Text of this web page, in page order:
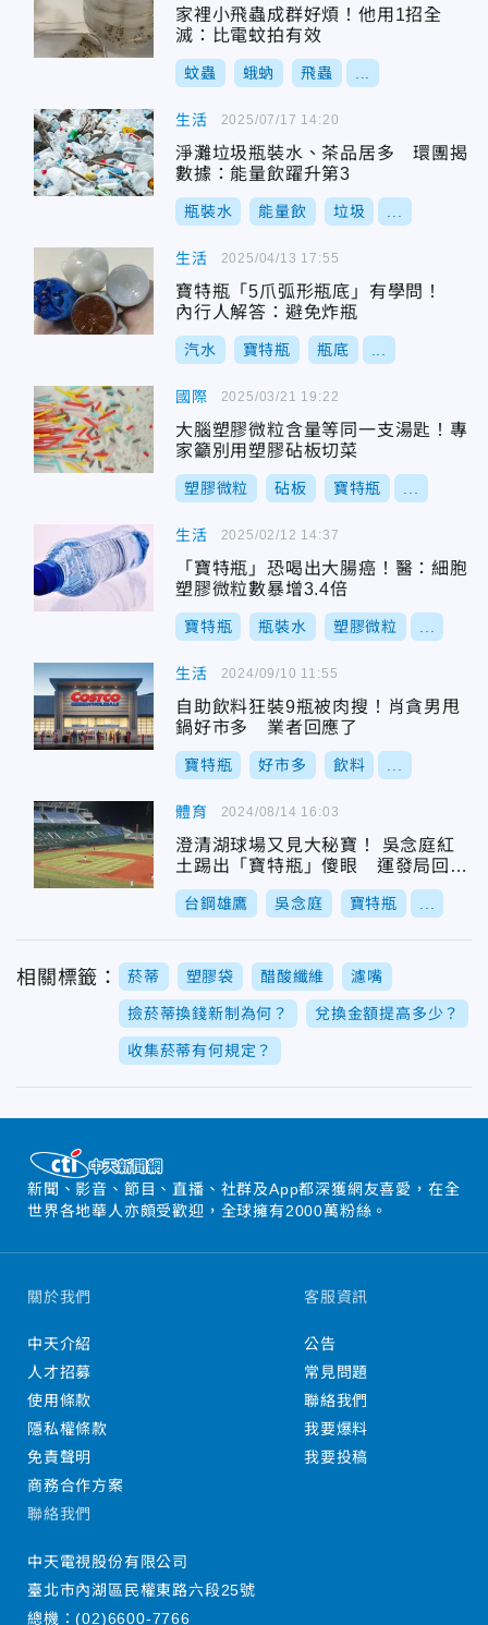
家裡小飛蟲成群好煩！他用1招全
滅：比電蚊拍有效
蚊蟲 蛾蚋 飛蟲
生活
淨灘垃圾瓶裝水、茶品居多 環團揭
數據：能量飲躍升第3
瓶裝水 能量飲 垃圾
2025/07/17 14:20
生活
寶特瓶「5爪弧形瓶底」有學問！
內行人解答：避免炸瓶
汽水 寶特瓶 瓶底
2025/04/13 17:55
國際
大腦塑膠微粒含量等同一支湯匙！專
家籲別用塑膠砧板切菜
塑膠微粒 砧板 寶特瓶
2025/03/21 19:22
生活
「寶特瓶」恐喝出大腸癌！醫：細胞
塑膠微粒數暴增3.4倍
寶特瓶 瓶裝水 塑膠微粒
2025/02/12 14:37
生活
自助飲料狂裝9瓶被肉搜！肖貪男甩
鍋好市多 業者回應了
寶特瓶 好市多 飲料
2024/09/10 11:55
體育
澄清湖球場又見大秘寶！ 吳念庭紅
土踢出「寶特瓶」傻眼 運發局回應
了
台鋼雄鷹 吳念庭 寶特瓶
2024/08/14 16:03
相關標籤： 菸蒂 塑膠袋 醋酸纖維 濾嘴
撿菸蒂換錢新制為何？ 兌換金額提高多少？
收集菸蒂有何規定？
新聞、影音、節目、直播、社群及App都深獲網友喜愛，在全
世界各地華人亦頗受歡迎，全球擁有2000萬粉絲。
關於我們
中天介紹
人才招募
使用條款
隱私權條款
免責聲明
商務合作方案
客服資訊
公告
常見問題
聯絡我們
我要爆料
我要投稿
聯絡我們
中天電視股份有限公司
臺北市內湖區民權東路六段25號
總機：(02)6600-7766